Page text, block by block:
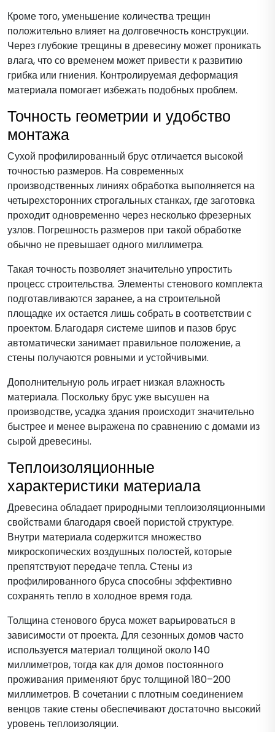
Кроме того, уменьшение количества трещин
положительно влияет на долговечность конструкции.
Через глубокие трещины в древесину может проникать
влага, что со временем может привести к развитию
грибка или гниения. Контролируемая деформация
материала помогает избежать подобных проблем.
Точность геометрии и удобство
монтажа
Сухой профилированный брус отличается высокой
точностью размеров. На современных
производственных линиях обработка выполняется на
четырехсторонних строгальных станках, где заготовка
проходит одновременно через несколько фрезерных
узлов. Погрешность размеров при такой обработке
обычно не превышает одного миллиметра.
Такая точность позволяет значительно упростить
процесс строительства. Элементы стенового комплекта
подготавливаются заранее, а на строительной
площадке их остается лишь собрать в соответствии с
проектом. Благодаря системе шипов и пазов брус
автоматически занимает правильное положение, а
стены получаются ровными и устойчивыми.
Дополнительную роль играет низкая влажность
материала. Поскольку брус уже высушен на
производстве, усадка здания происходит значительно
быстрее и менее выражена по сравнению с домами из
сырой древесины.
Теплоизоляционные
характеристики материала
Древесина обладает природными теплоизоляционными
свойствами благодаря своей пористой структуре.
Внутри материала содержится множество
микроскопических воздушных полостей, которые
препятствуют передаче тепла. Стены из
профилированного бруса способны эффективно
сохранять тепло в холодное время года.
Толщина стенового бруса может варьироваться в
зависимости от проекта. Для сезонных домов часто
используется материал толщиной около 140
миллиметров, тогда как для домов постоянного
проживания применяют брус толщиной 180–200
миллиметров. В сочетании с плотным соединением
венцов такие стены обеспечивают достаточно высокий
уровень теплоизоляции.